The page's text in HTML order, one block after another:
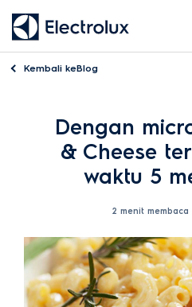
Kembali keBlog
Dengan
& Cheese
waktu 5
2 menit membaca |